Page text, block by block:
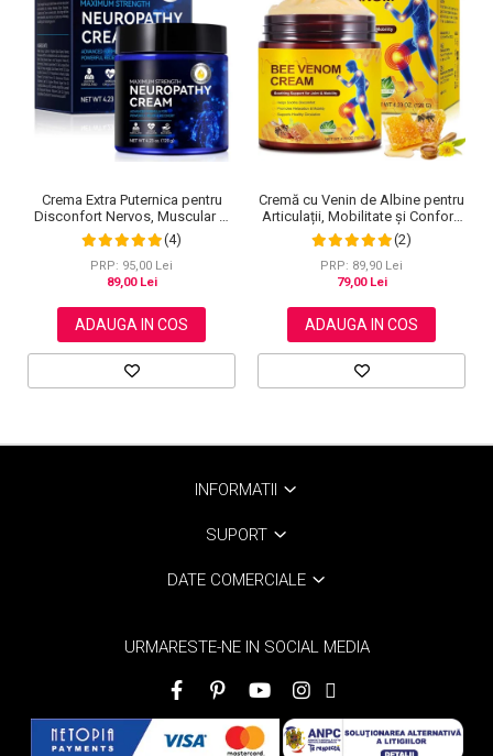
Crema Extra Puternica pentru
Disconfort Nervos, Muscular si
Articular, 120 g
(4)
PRP: 95,00 Lei
89,00 Lei
ADAUGA IN COS
Cremă cu Venin de Albine pentru
Articulații, Mobilitate și Confort,
120 g
(2)
PRP: 89,90 Lei
79,00 Lei
ADAUGA IN COS
INFORMATII
SUPORT
DATE COMERCIALE
URMARESTE-NE IN SOCIAL MEDIA